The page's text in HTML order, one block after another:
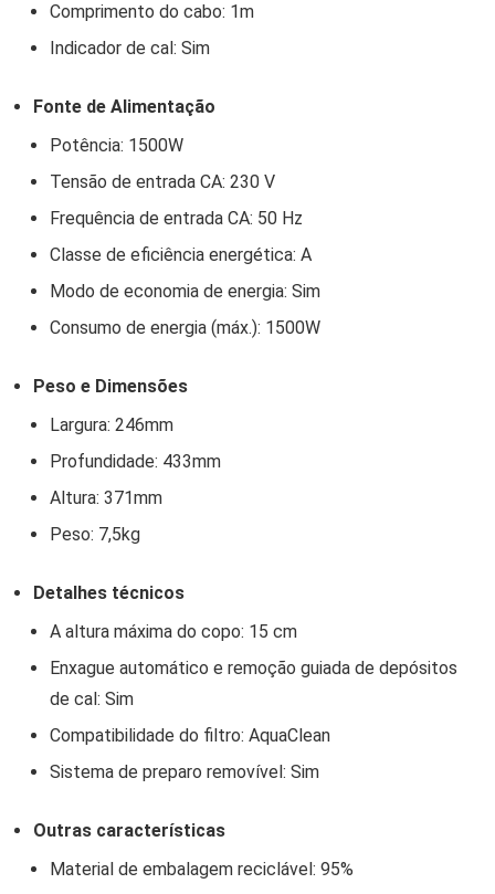
Comprimento do cabo: 1m
Indicador de cal: Sim
Fonte de Alimentação
Potência: 1500W
Tensão de entrada CA: 230 V
Frequência de entrada CA: 50 Hz
Classe de eficiência energética: A
Modo de economia de energia: Sim
Consumo de energia (máx.): 1500W
Peso e Dimensões
Largura: 246mm
Profundidade: 433mm
Altura: 371mm
Peso: 7,5kg
Detalhes técnicos
A altura máxima do copo: 15 cm
Enxague automático e remoção guiada de depósitos
de cal: Sim
Compatibilidade do filtro: AquaClean
Sistema de preparo removível: Sim
Outras características
Material de embalagem reciclável: 95%